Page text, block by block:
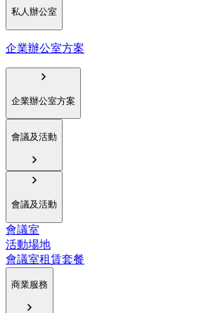
私人辦公室
企業辦公室方案
企業辦公室方案
會議及活動
會議及活動
會議室
活動場地
會議室租賃套餐
商業服務